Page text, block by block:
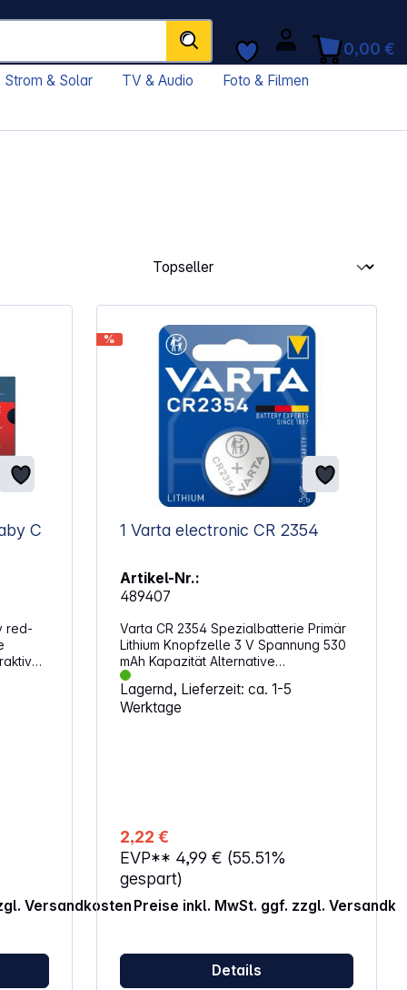
0,00 €
Strom & Solar TV & Audio
Foto & Filmen
C
red-
des
Versandkosten
%
1 Varta electronic CR 2354
Artikel-Nr.:
489407
Varta CR 2354 Spezialbatterie Primär
Lithium Knopfzelle 3 V Spannung 530
mAh Kapazität Alternative
Artikelbezeichnung: BR2354, DL2354,
ECR2354, KCR2354, KL2354,
KECR2354, LM2354
Lagernd, Lieferzeit: ca. 1-5
Werktage
2,22 €
EVP** 4,99 € (55.51%
gespart)
Preise inkl. MwSt. ggf. zzgl.
Details